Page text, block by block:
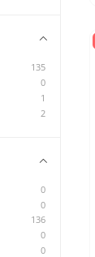
135
0
1
2
0
0
136
0
0